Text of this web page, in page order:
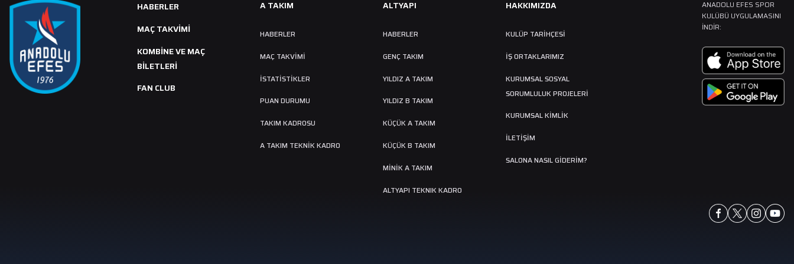
HABERLER
MAÇ TAKVIMI
KOMBİNE VE MAÇ
BİLETLERİ
FAN CLUB
A TAKIM
HABERLER
MAÇ TAKVIMI
İSTATİSTİKLER
PUAN DURUMU
TAKIM KADROSU
A TAKIM TEKNİK KADRO
ALTYAPI
HABERLER
GENÇ TAKIM
YILDIZ A TAKIM
YILDIZ B TAKIM
KÜÇÜK A TAKIM
KÜÇÜK B TAKIM
MINIK A TAKIM
ALTYAPI TEKNIK KADRO
HAKKIMIZDA
KULÜP TARIHÇESI
İŞ ORTAKLARIMIZ
KURUMSAL SOSYAL
SORUMLULUK PROJELERİ
KURUMSAL KİMLİK
İLETİŞİM
SALONA NASIL GIDERIM?
ANADOLU EFES SPOR
KULÜBÜ UYGULAMASINI
İNDIR: